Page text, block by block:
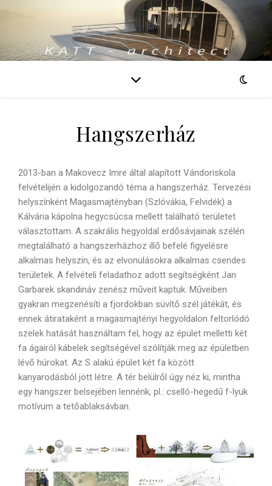
Hangszerház
2013-ban a Makovecz Imre által alapított Vándoriskola
felvételijén a kidolgozandó téma a hangszerház. Tervezési
helyszínként Magasmajtényban (Szlóvákia, Felvidék) a
Kálvária kápolna hegycsúcsa mellett található területet
választottam. A szakrális hegyoldal erdősávjainak szélén
megtalálható a hangszerházhoz illő befelé figyelésre
alkalmas helyszín, és az elvonulásokra alkalmas csendes
területek. A felvételi feladathoz adott segítségként Jan
Garbarek skandináv zenész műveit kaptuk. Műveiben
gyakran megzenésíti a fjordokban süvítő szél játékát, és
ennek átirataként a magasmajtényi hegyoldalon feltorlódó
szelek hatását használtam fel, hogy az épület melletti két
fa ágairól kábelek segítségével szólítják meg az épületben
lévő húrokat. Az S alakú épület két fa között
kanyarodásból jött létre. A tér belülről úgy néz ki, mintha
egy hangszer belsejében lennénk, pl.: cselló-hegedű f-lyuk
motívum a tetőablaksávban.